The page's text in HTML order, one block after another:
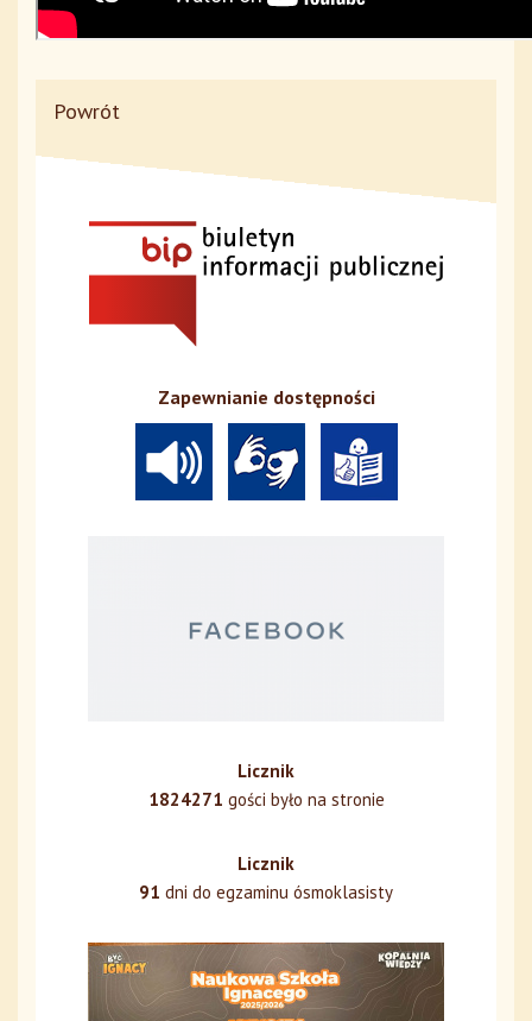
Powrót
Zapewnianie dostępności
Licznik
1824271 gości było na stronie
Licznik
91 dni do egzaminu ósmoklasisty